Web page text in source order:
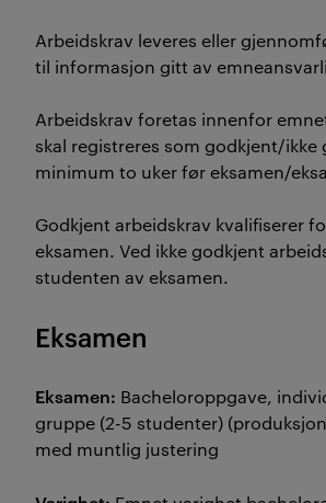
Arbeidskrav leveres eller
til informasjon gitt av
Arbeidskrav foretas innenfor
skal registreres som godkjent/ikke
minimum to uker før eksamen/
Godkjent arbeidskrav kvalifiserer
eksamen. Ved ikke godkjent
studenten av eksamen.
Eksamen
Eksamen: Bacheloroppgave,
gruppe (2-5 studenter)
med muntlig justering